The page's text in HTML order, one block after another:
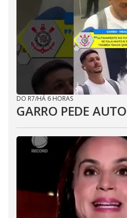
DO R7/HÁ 6 HORAS
GARRO PEDE